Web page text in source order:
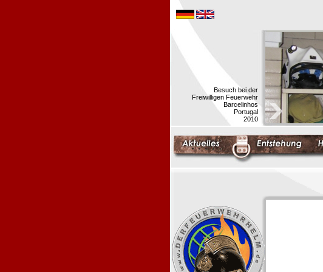
Besuch bei der
Freiwilligen Feuerwehr
Barcelinhos
Portugal
2010